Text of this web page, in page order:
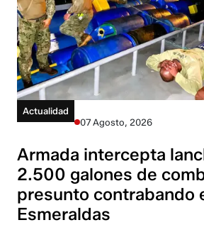
Actualidad
07 Agosto, 2026
Armada intercepta
2.500 galones de
presunto contrabando
Esmeraldas